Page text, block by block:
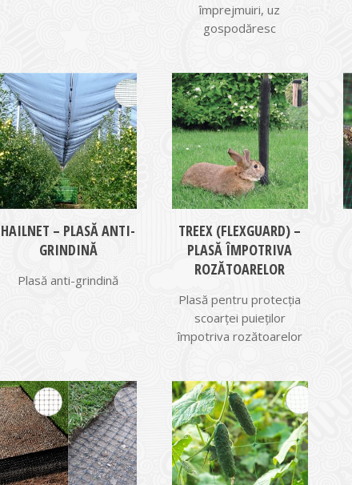
împrejmuiri, uz
gospodăresc
HAILNET – PLASĂ ANTI-
GRINDINĂ
Plasă anti-grindină
TREEX (FLEXGUARD) –
PLASĂ ÎMPOTRIVA
ROZĂTOARELOR
Plasă pentru protecția
scoarței puieților
împotriva rozătoarelor